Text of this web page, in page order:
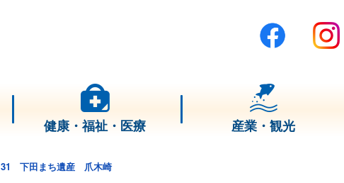
健康・福祉・医療 産業・観光
31 下田まち遺産 爪木崎